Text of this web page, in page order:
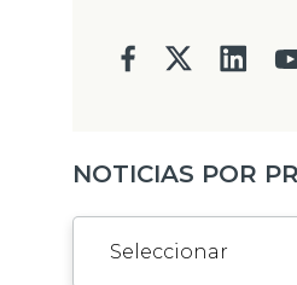
NOTICIAS POR